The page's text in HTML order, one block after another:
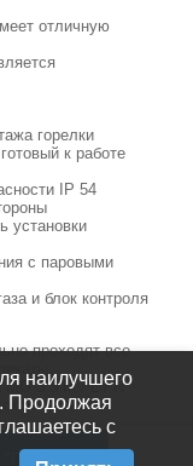
отличную
горелки
к работе
IР 54
установки
с паровыми
и блок контроля
проходят все
MG 3.3 M / L / N
области.
"ПВС СЕРВИС"
наилучшего
Продолжая
с